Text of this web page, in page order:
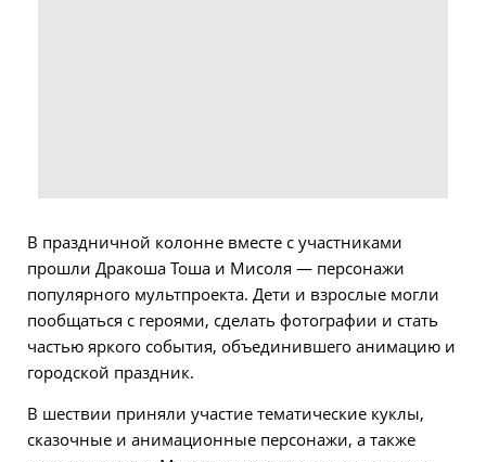
В праздничной колонне вместе с участниками
прошли Дракоша Тоша и Мисоля — персонажи
популярного мультпроекта. Дети и взрослые могли
пообщаться с героями, сделать фотографии и стать
частью яркого события, объединившего анимацию и
городской праздник.
В шествии приняли участие тематические куклы,
сказочные и анимационные персонажи, а также